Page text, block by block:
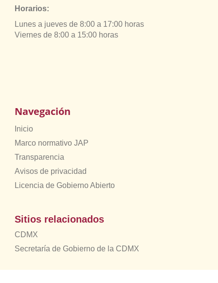
Horarios:
Lunes a jueves de 8:00 a 17:00 horas
Viernes de 8:00 a 15:00 horas
Navegación
Inicio
Marco normativo JAP
Transparencia
Avisos de privacidad
Licencia de Gobierno Abierto
Sitios relacionados
CDMX
Secretaría de Gobierno de la CDMX